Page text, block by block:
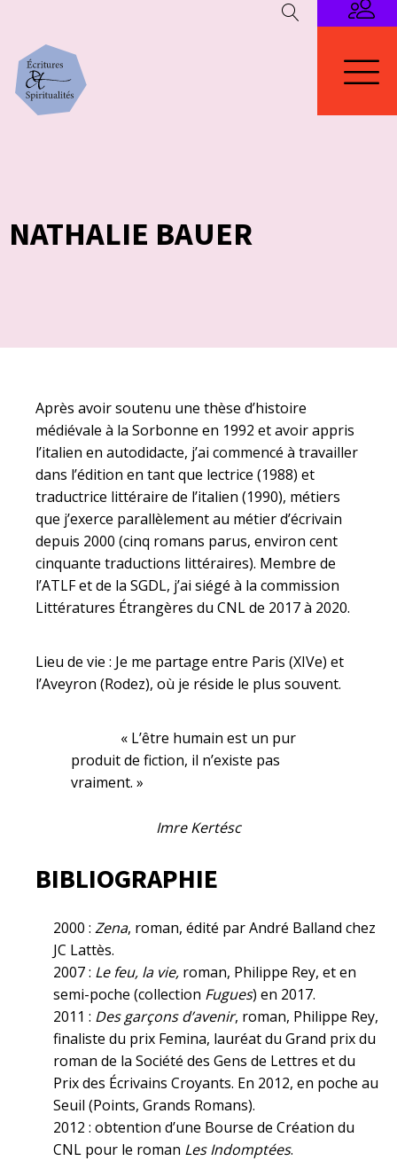
NATHALIE BAUER
Après avoir soutenu une thèse d’histoire
médiévale à la Sorbonne en 1992 et avoir appris
l’italien en autodidacte, j’ai commencé à travailler
dans l’édition en tant que lectrice (1988) et
traductrice littéraire de l’italien (1990), métiers
que j’exerce parallèlement au métier d’écrivain
depuis 2000 (cinq romans parus, environ cent
cinquante traductions littéraires). Membre de
l’ATLF et de la SGDL, j’ai siégé à la commission
Littératures Étrangères du CNL de 2017 à 2020.
Lieu de vie : Je me partage entre Paris (XIVe) et
l’Aveyron (Rodez), où je réside le plus souvent.
« L’être humain est un pur
produit de fiction, il n’existe pas
vraiment. »
Imre Kertésc
BIBLIOGRAPHIE
2000 : Zena, roman, édité par André Balland chez
JC Lattès.
2007 : Le feu, la vie, roman, Philippe Rey, et en
semi-poche (collection Fugues) en 2017.
2011 : Des garçons d’avenir, roman, Philippe Rey,
finaliste du prix Femina, lauréat du Grand prix du
roman de la Société des Gens de Lettres et du
Prix des Écrivains Croyants. En 2012, en poche au
Seuil (Points, Grands Romans).
2012 : obtention d’une Bourse de Création du
CNL pour le roman Les Indomptées.